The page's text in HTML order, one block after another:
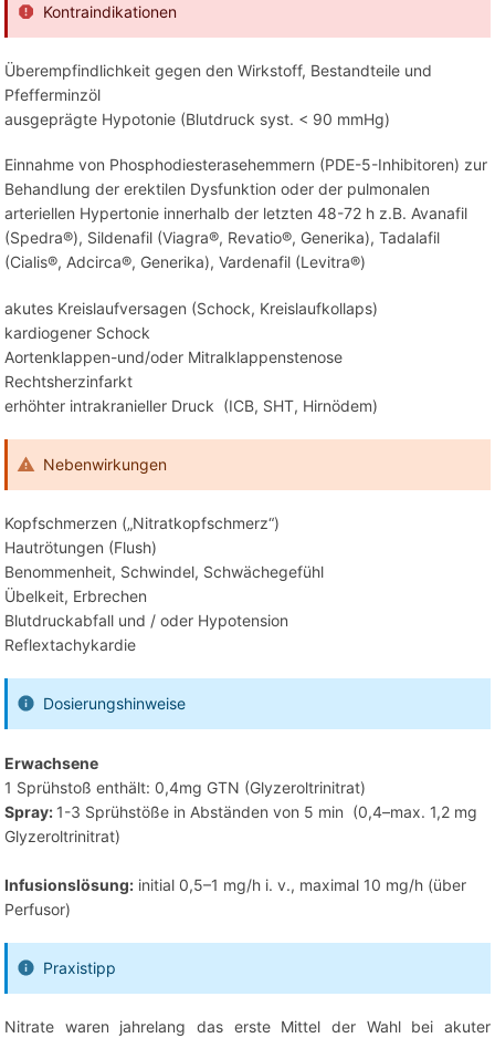
Kontraindikationen
Überempfindlichkeit gegen den Wirkstoff, Bestandteile und
Pfefferminzöl
ausgeprägte Hypotonie (Blutdruck syst. < 90 mmHg)
Einnahme von Phosphodiesterasehemmern (PDE-5-Inhibitoren) zur
Behandlung der erektilen Dysfunktion oder der pulmonalen
arteriellen Hypertonie innerhalb der letzten 48-72 h z.B. Avanafil
(Spedra®), Sildenafil (Viagra®, Revatio®, Generika), Tadalafil
(Cialis®, Adcirca®, Generika), Vardenafil (Levitra®)
akutes Kreislaufversagen (Schock, Kreislaufkollaps)
kardiogener Schock
Aortenklappen-und/oder Mitralklappenstenose
Rechtsherzinfarkt
erhöhter intrakranieller Druck (ICB, SHT, Hirnödem)
Nebenwirkungen
Kopfschmerzen („Nitratkopfschmerz“)
Hautrötungen (Flush)
Benommenheit, Schwindel, Schwächegefühl
Übelkeit, Erbrechen
Blutdruckabfall und / oder Hypotension
Reflextachykardie
Dosierungshinweise
Erwachsene
1 Sprühstoß enthält: 0,4mg GTN (Glyzeroltrinitrat)
Spray: 1-3 Sprühstöße in Abständen von 5 min (0,4–max. 1,2 mg
Glyzeroltrinitrat)
Infusionslösung: initial 0,5–1 mg/h i. v., maximal 10 mg/h (über
Perfusor)
Praxistipp
Nitrate waren jahrelang das erste Mittel der Wahl bei akuter